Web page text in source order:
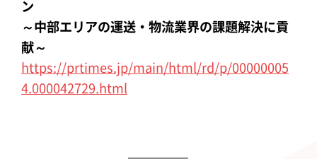
ン
～中部エリアの運送・物流業界の課題解決に貢
献～
https://prtimes.jp/main/html/rd/p/00000005
4.000042729.html